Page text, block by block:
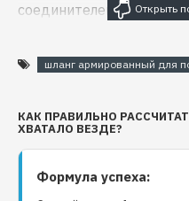
соединителей
шланг армированный для
КАК ПРАВИЛЬНО
ХВАТАЛО ВЕЗДЕ?
Формула успеха: